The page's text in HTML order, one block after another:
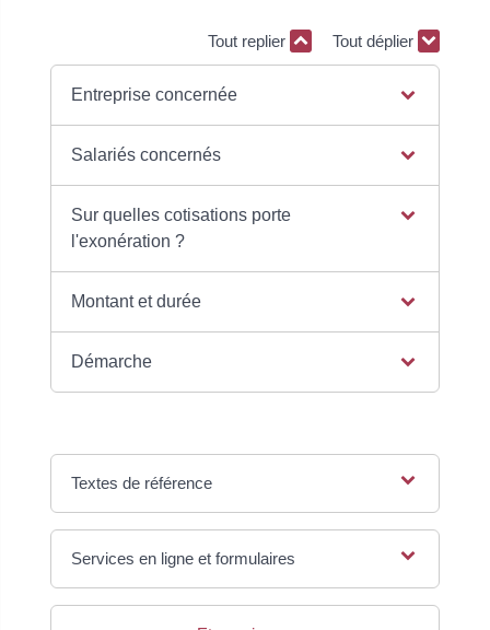
Tout replier Tout déplier
Entreprise concernée
Salariés concernés
Sur quelles cotisations porte
l'exonération ?
Montant et durée
Démarche
Textes de référence
Services en ligne et formulaires